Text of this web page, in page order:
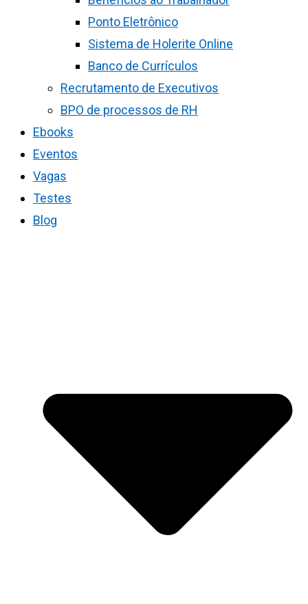
Ponto Eletrônico
Sistema de Holerite Online
Banco de Currículos
Recrutamento de Executivos
BPO de processos de RH
Ebooks
Eventos
Vagas
Testes
Blog